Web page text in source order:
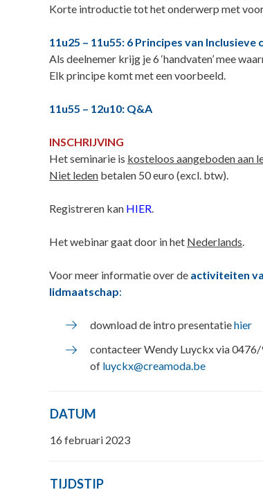
Korte introductie tot het onderwerp met
11u25 – 11u55: 6 Principes van Inclusieve
Als deelnemer krijg je 6 ‘handvaten’ mee
Elk principe komt met een voorbeeld.
11u55 – 12u10: Q&A
INSCHRIJVING
Het seminarie is kosteloos aangeboden aan
Niet leden betalen 50 euro (excl. btw).
Registreren kan HIER.
Het webinar gaat door in het Nederlands.
Voor meer informatie over de activiteiten
lidmaatschap:
download de intro presentatiehier
contacteer Wendy Luyckx via
of luyckx@creamoda.be
DATUM
16 februari 2023
TIJDSTIP